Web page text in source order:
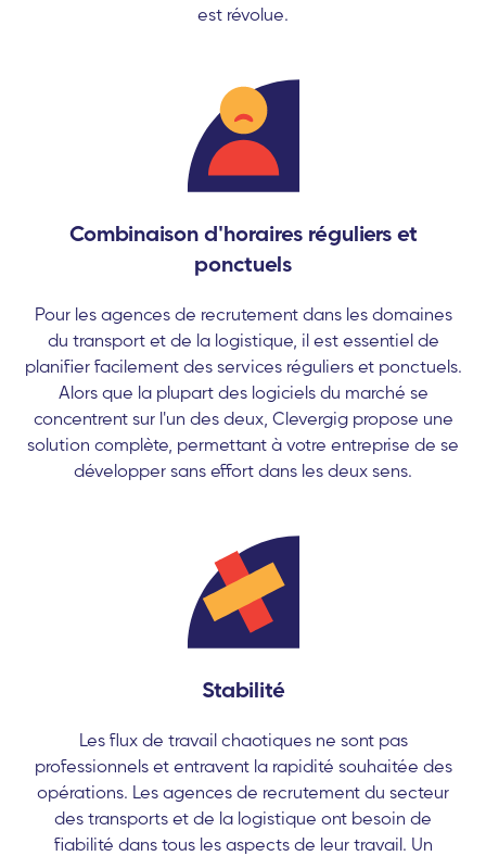
est révolue.
Combinaison d'horaires réguliers et
ponctuels
Pour les agences de recrutement dans les domaines
du transport et de la logistique, il est essentiel de
planifier facilement des services réguliers et ponctuels.
Alors que la plupart des logiciels du marché se
concentrent sur l'un des deux, Clevergig propose une
solution complète, permettant à votre entreprise de se
développer sans effort dans les deux sens.
Stabilité
Les flux de travail chaotiques ne sont pas
professionnels et entravent la rapidité souhaitée des
opérations. Les agences de recrutement du secteur
des transports et de la logistique ont besoin de
fiabilité dans tous les aspects de leur travail. Un